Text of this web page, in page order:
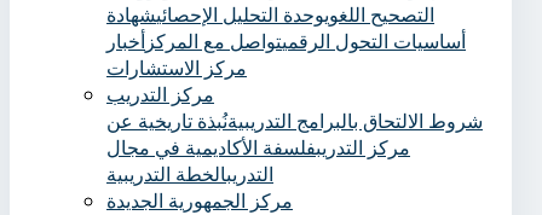
التصحيح اللغويوحدة التحليل الإحصائيشهادة
أساسيات التحول الرقميتواصل مع المركزأخبار
مركز الاستشارات
مركز التدريب
شروط الالتحاق بالبرامج التدريبيةنُبذة تاريخية عن
مركز التدريبفلسفة الأكاديمية في مجال
التدريبالخطة التدريبية
مركز الجمهورية الجديدة